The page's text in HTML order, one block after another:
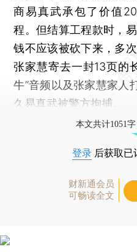
商易真武承包了价值
程。但结算工程款时，
钱不应该被砍下来，多
张家慧寄去一封13页的
牛”音频以及张家慧家人
久易真武被警方拘捕。
本文共计1051
登录 后获取已
财新通会员
可畅读全文